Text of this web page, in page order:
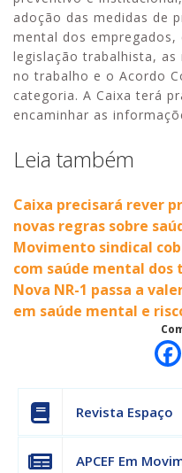
adoção das medidas de
mental dos
legislação trabalhista, as
no trabalho e o Acordo
categoria. A Caixa terá
encaminhar as
Leia também
Caixa precisará rever
novas regras sobre
Movimento sindical
com saúde mental dos
Nova NR-1 passa a
em saúde mental e
Revista Espaço
APCEF Em